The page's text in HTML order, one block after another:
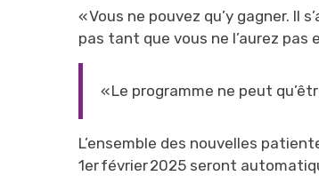
« Vous ne pouvez qu’y gagner. Il
pas tant que vous ne l’aurez pas
« Le programme ne peut
L’ensemble des nouvelles
1erfévrier 2025 seront